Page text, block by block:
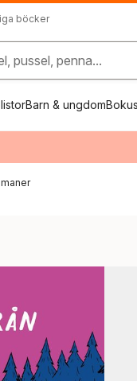
böcker
pussel, penna...
Barn & ungdom